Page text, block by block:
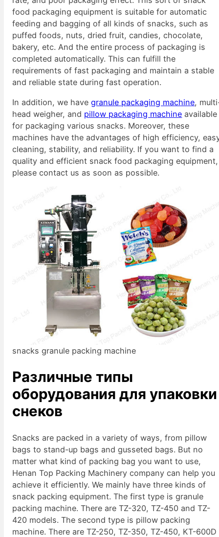
food packaging equipment is suitable for automatic
feeding and bagging of all kinds of snacks, such as
puffed foods, nuts, dried fruit, candies, chocolate,
bakery, etc. And the entire process of packaging is
completed automatically. This can fulfill the
requirements of fast packaging and maintain a stable
and reliable state during fast operation.
In addition, we havegranule packaging machine,
head weigher, and pillow packaging machine available
for packaging various snacks. Moreover, these
machines have the advantages of high efficiency,
cleaning, stability, and reliability. If you want to find a
quality and efficient snack food packaging equipment,
please contact us as soon as possible.
snacks granule packing machine
Различные типы
оборудования для упаковки
снеков
Snacks are packed in a variety of ways, from pillow
bags to stand-up bags and gusseted bags. But no
matter what kind of packing bag you want to use,
Henan Top Packing Machinery company can help you
achieve it efficiently. We mainly have three kinds of
snack packing equipment. The first type is granule
packing machine. There are TZ-320, TZ-450 and TZ-
420 models. The second type is pillow packing
machine. There are TZ-250, TZ-350, TZ-450, KT-600D